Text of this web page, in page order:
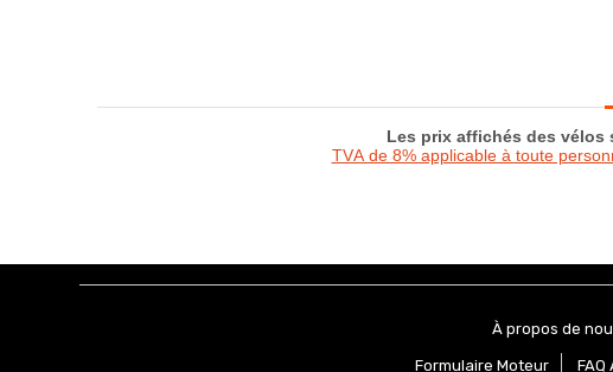
Les prix affichés des vélos
TVA de 8% applicable à toute
À propos de
Formulaire Moteur